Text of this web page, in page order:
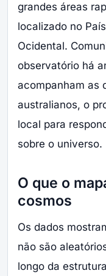
grandes áreas
localizado no
Ocidental.
observatório há
acompanham as
australianos, o
local para
sobre o universo.
O que o
cosmos
Os dados
não são
longo da